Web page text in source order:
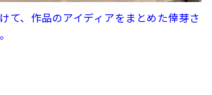
て、作品のアイディアをまとめた倖芽さ